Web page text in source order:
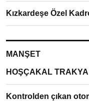
Kızkardeşe Özel
MANŞET
HOŞÇAKAL
Kontrolden çıkan